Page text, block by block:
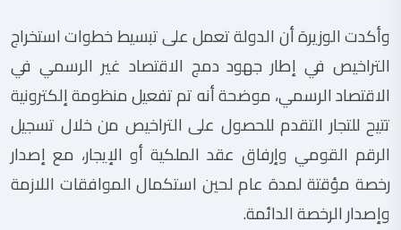
وأكدت الوزيرة أن الدولة تعمل على تبسيط خطوات استخراج
التراخيص في إطار جهود دمج الاقتصاد غير الرسمي في
الاقتصاد الرسمي، موضحة أنه تم تفعيل منظومة إلكترونية
تتيح للتجار التقدم للحصول على التراخيص من خلال تسجيل
الرقم القومي وإرفاق عقد الملكية أو الإيجار، مع إصدار
رخصة مؤقتة لمدة عام لحين استكمال الموافقات اللازمة
وإصدار الرخصة الدائمة.